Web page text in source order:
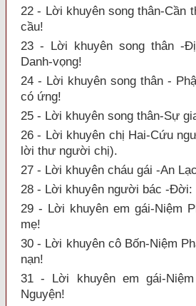
22 - Lời khuyên song thân-Cần
cầu!
23 - Lời khuyên song thân -
Danh-vọng!
24 - Lời khuyên song thân -
có ứng!
25 - Lời khuyên song thân-Sự
26 - Lời khuyên chị Hai-Cứu
lời thư người chị).
27 - Lời khuyên cháu gái -An
28 - Lời khuyên người bác -Đời:
29 - Lời khuyên em gái-Niệm
mẹ!
30 - Lời khuyên cô Bốn-Niệm
nạn!
31 - Lời khuyên em gái-
Nguyện!